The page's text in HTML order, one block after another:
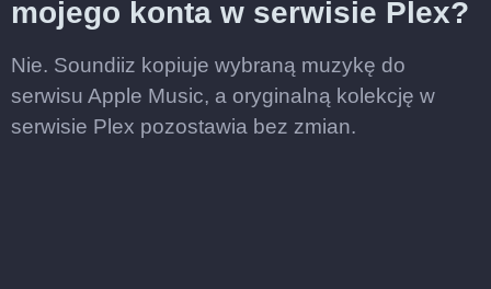
mojego konta w serwisie Plex?
Nie. Soundiiz kopiuje wybraną muzykę do
serwisu Apple Music, a oryginalną kolekcję w
serwisie Plex pozostawia bez zmian.